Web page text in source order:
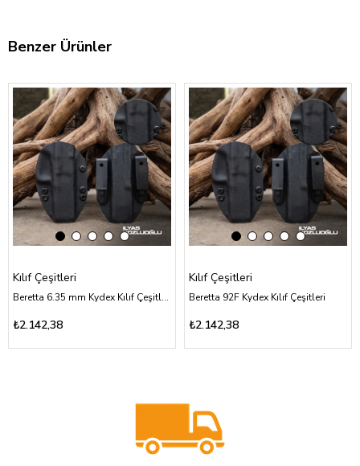
Benzer Ürünler
Kılıf Çeşitleri
Beretta 6.35 mm Kydex Kılıf Çeşitleri
₺2.142,38
Kılıf Çeşitleri
Beretta 92F Kydex Kılıf Çeşitleri
₺2.142,38